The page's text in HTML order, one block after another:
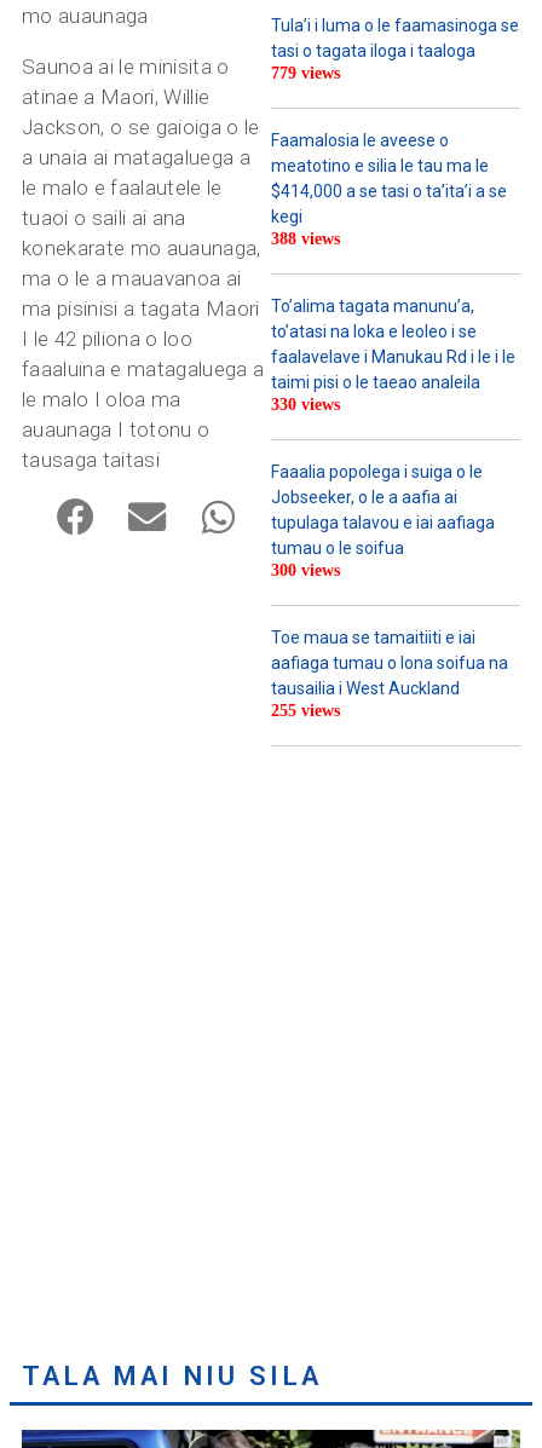
mo auaunaga
Saunoa ai le minisita o
atinae a Maori, Willie
Jackson, o se gaioiga o le
a unaia ai matagaluega a
le malo e faalautele le
tuaoi o saili ai ana
konekarate mo auaunaga,
ma o le a mauavanoa ai
ma pisinisi a tagata Maori
I le 42 piliona o loo
faaaluina e matagaluega a
le malo I oloa ma
auaunaga I totonu o
tausaga taitasi
Tula’i i luma o le faamasinoga se
tasi o tagata iloga i taaloga
779 views
Faamalosia le aveese o
meatotino e silia le tau ma le
$414,000 a se tasi o ta’ita’i a se
kegi
388 views
To’alima tagata manunu’a,
to’atasi na loka e leoleo i se
faalavelave i Manukau Rd i le i le
taimi pisi o le taeao analeila
330 views
Faaalia popolega i suiga o le
Jobseeker, o le a aafia ai
tupulaga talavou e iai aafiaga
tumau o le soifua
300 views
Toe maua se tamaitiiti e iai
aafiaga tumau o lona soifua na
tausailia i West Auckland
255 views
TALA MAI NIU SILA